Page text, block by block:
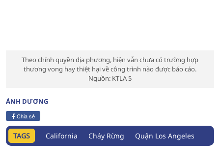
Theo chính quyền địa phương, hiện vẫn chưa có trường hợp
thương vong hay thiệt hại về công trình nào được báo cáo.
Nguồn: KTLA 5
ÁNH DƯƠNG
Chia sẻ
TAGS California Cháy Rừng Quận Los Angeles